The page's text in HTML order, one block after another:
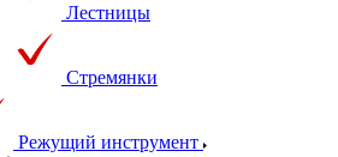
Лестницы
Стремянки
Режущий инструмент